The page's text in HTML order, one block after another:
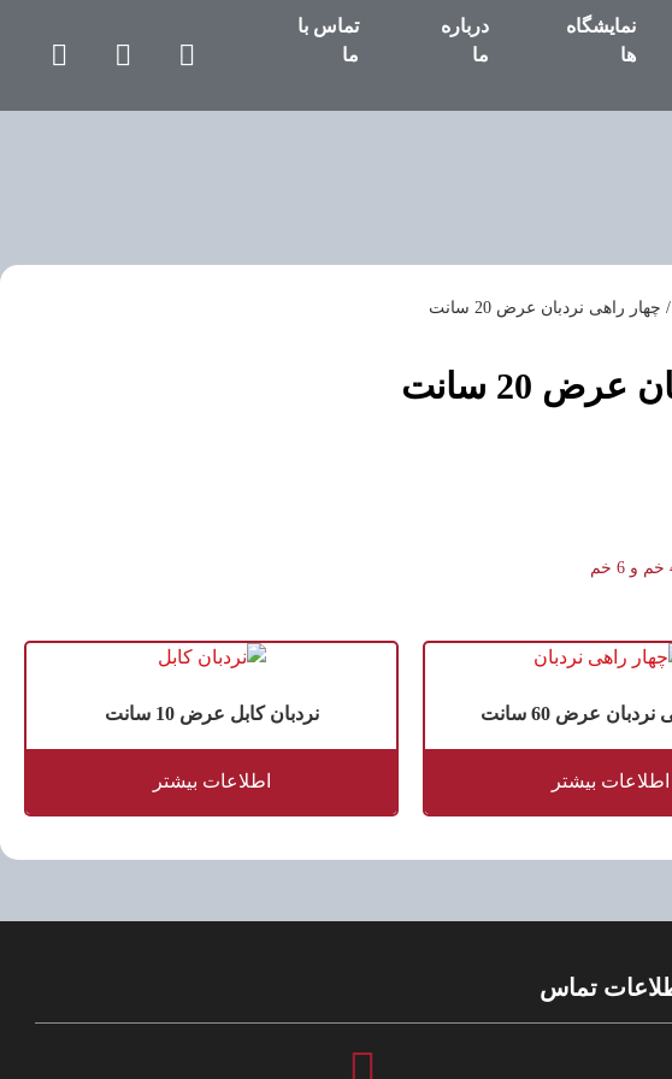
نمایشگاه
ها
درباره
ما
تماس با
ما
/ چهار راهی نردبان عرض 20 سانت
20 سانت
عرض 60 سانت
اطلاعات بیشتر
نردبان کابل عرض 10 سانت
اطلاعات بیشتر
تماس